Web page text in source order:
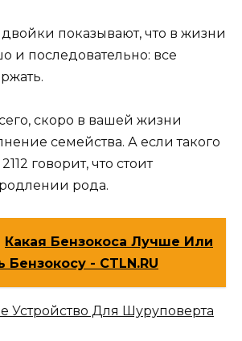
двойки показывают, что в жизни
и последовательно: все
скоро в вашей жизни
семейства. А если такого
говорит, что стоит
рода.
Какая Бензокоса Лучше Или
Бензокосу - CTLN.RU
Устройство Для Шуруповерта